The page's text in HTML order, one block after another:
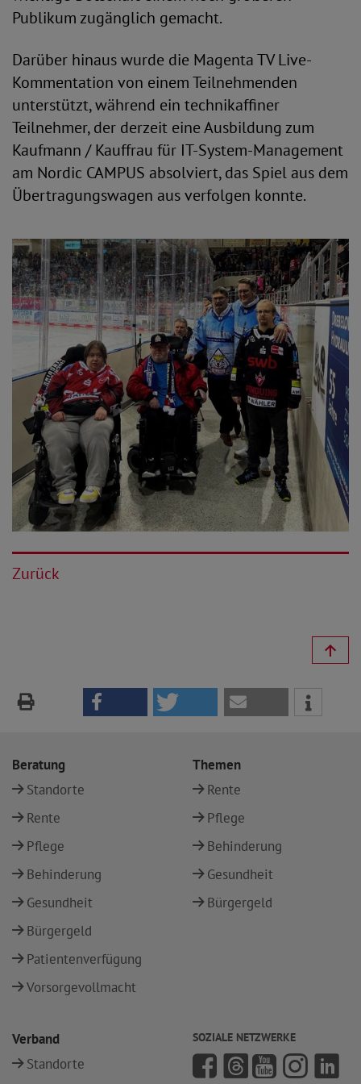
Publikum zugänglich gemacht.
Darüber hinaus wurde die Magenta TV Live-
Kommentation von einem Teilnehmenden
unterstützt, während ein technikaffiner
Teilnehmer, der derzeit eine Ausbildung zum
Kaufmann / Kauffrau für IT-System-Management
am Nordic CAMPUS absolviert, das Spiel aus dem
Übertragungswagen aus verfolgen konnte.
Zurück
Beratung
Standorte
Rente
Pflege
Behinderung
Gesundheit
Bürgergeld
Patientenverfügung
Vorsorgevollmacht
Themen
Rente
Pflege
Behinderung
Gesundheit
Bürgergeld
Verband
Standorte
SOZIALE NETZWERKE